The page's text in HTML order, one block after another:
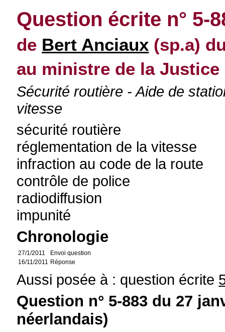
Question écrite n° 5-
de Bert Anciaux (sp.a)
au ministre de la Justice
Sécurité routière - Aide de
vitesse
sécurité routière
réglementation de la vitesse
infraction au code de la route
contrôle de police
radiodiffusion
impunité
Chronologie
27/1/2011
Envoi question
16/11/2011 Réponse
Aussi posée à : question écrite
Question n° 5-883 du 27
néerlandais)